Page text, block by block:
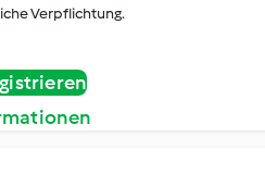
Verpflichtung.